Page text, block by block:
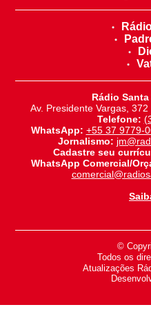
Rádio Santa
Av. Presidente Vargas,
Telefone:
WhatsApp: +55 37 9779-
Jornalismo:
Cadastre seu
WhatsApp Comercial/
©
Todos os
Atualizações